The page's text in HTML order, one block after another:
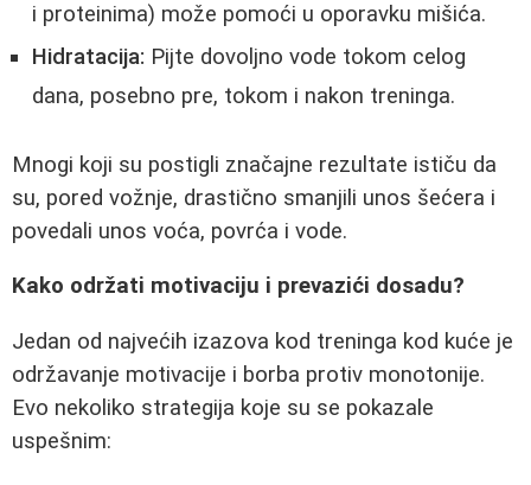
i proteinima) može pomoći u oporavku mišića.
Hidratacija: Pijte dovoljno vode tokom celog
dana, posebno pre, tokom i nakon treninga.
Mnogi koji su postigli značajne rezultate ističu da
su, pored vožnje, drastično smanjili unos šećera i
povedali unos voća, povrća i vode.
Kako održati motivaciju i prevazići dosadu?
Jedan od najvećih izazova kod treninga kod kuće je
održavanje motivacije i borba protiv monotonije.
Evo nekoliko strategija koje su se pokazale
uspešnim: